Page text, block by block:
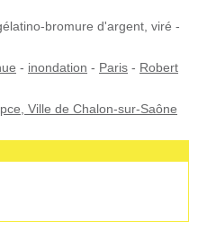
bromure d'argent, viré -
- inondation - Paris - Robert
Ville de Chalon-sur-Saône